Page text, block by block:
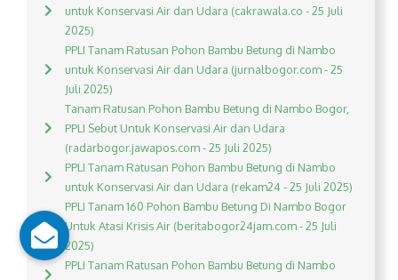
untuk Konservasi Air dan Udara (cakrawala.co - 25 Juli
2025)
PPLI Tanam Ratusan Pohon Bambu Betung di Nambo
untuk Konservasi Air dan Udara (jurnalbogor.com - 25
Juli 2025)
Tanam Ratusan Pohon Bambu Betung di Nambo Bogor,
PPLI Sebut Untuk Konservasi Air dan Udara
(radarbogor.jawapos.com - 25 Juli 2025)
PPLI Tanam Ratusan Pohon Bambu Betung di Nambo
untuk Konservasi Air dan Udara (rekam24 - 25 Juli 2025)
PPLI Tanam 160 Pohon Bambu Betung Di Nambo Bogor
Untuk Atasi Krisis Air (beritabogor24jam.com - 25 Juli
2025)
PPLI Tanam Ratusan Pohon Bambu Betung di Nambo